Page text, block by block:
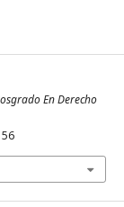
En Derecho